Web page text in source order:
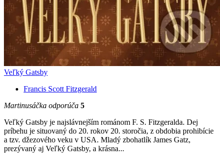
Veľký Gatsby
Francis Scott Fitzgerald
Martinusáčka odporúča 5
Veľký Gatsby je najslávnejším románom F. S. Fitzgeralda. Dej
príbehu je situovaný do 20. rokov 20. storočia, z obdobia prohibície
a tzv. džezového veku v USA. Mladý zbohatlík James Gatz,
prezývaný aj Veľký Gatsby, a krásna...